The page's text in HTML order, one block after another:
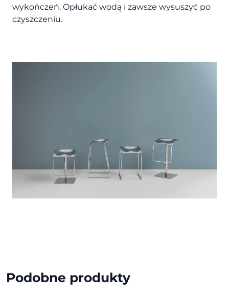
wykończeń. Opłukać wodą i zawsze wysuszyć po
czyszczeniu.
Podobne produkty